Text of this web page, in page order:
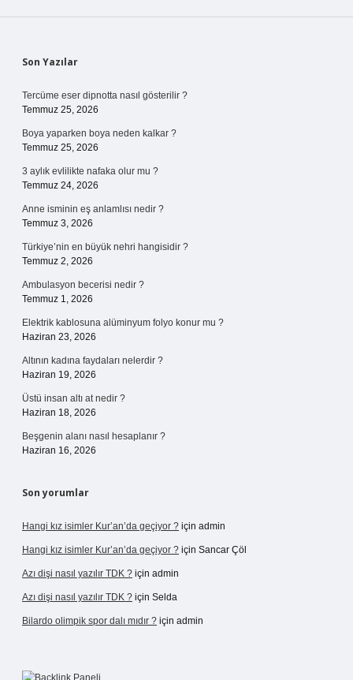
Sidebar
Son Yazılar
Tercüme eser dipnotta nasıl gösterilir ?
Temmuz 25, 2026
Boya yaparken boya neden kalkar ?
Temmuz 25, 2026
3 aylık evlilikte nafaka olur mu ?
Temmuz 24, 2026
Anne isminin eş anlamlısı nedir ?
Temmuz 3, 2026
Türkiye’nin en büyük nehri hangisidir ?
Temmuz 2, 2026
Ambulasyon becerisi nedir ?
Temmuz 1, 2026
Elektrik kablosuna alüminyum folyo konur mu ?
Haziran 23, 2026
Altının kadına faydaları nelerdir ?
Haziran 19, 2026
Üstü insan altı at nedir ?
Haziran 18, 2026
Beşgenin alanı nasıl hesaplanır ?
Haziran 16, 2026
Son yorumlar
Hangi kız isimler Kur’an’da geçiyor ? için admin
Hangi kız isimler Kur’an’da geçiyor ? için Sancar Çöl
Azı dişi nasıl yazılır TDK ? için admin
Azı dişi nasıl yazılır TDK ? için Selda
Bilardo olimpik spor dalı mıdır ? için admin